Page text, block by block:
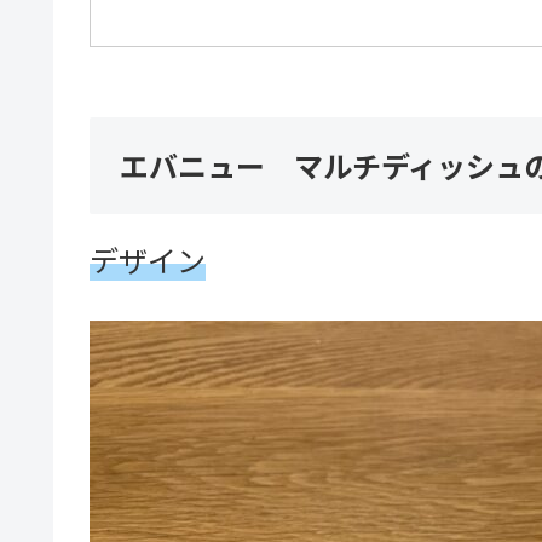
エバニュー マルチディッシュ
デザイン